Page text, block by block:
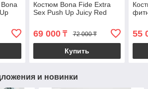
Костюм Bona Fide Extra
Sex Push Up Juicy Red
69 000₸ 72 000 ₸
Купить
55
и новинки